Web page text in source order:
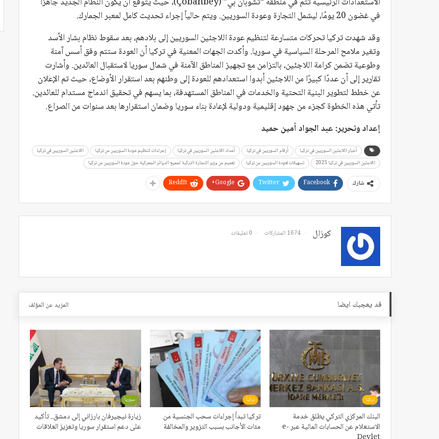
في غضون 20 يومًا، ليشمل التجارة وعودة السوريين. ويتم حالياً إجراء تحديث كامل لمعبر الجمارك.
وقد شهدت تركيا تحركات متسارعة لتنظيم عودة اللاجئين السوريين إلى بلادهم، بعد سقوط نظام بشار الأسد
وتغير ملامح المرحلة السياسية في سوريا. وأكدت الجهات المعنية في تركيا أن العودة ستتم وفق أسس آمنة
وطوعية تضمن كرامة اللاجئين، بالتزامن مع تجهيز المناطق الآمنة في شمال سوريا لاستقبال العائدين. وأشارت
تقارير إلى أن عددًا كبيرًا من اللاجئين أبدوا استعدادهم للعودة إلى وطنهم بعد استقرار الأوضاع، حيث تم الإعلان
عن خطط لتطوير البنية التحتية والخدمات في المناطق المستهدفة، بما يسهم في تحقيق اندماج مستدام للعائدين.
تأتي هذه الخطوة كجزء من جهود إقليمية ودولية لإعادة بناء سوريا وضمان استقرارها بعد سنوات من الصراع.
إعداد وتحرير: عبد الجواد أمين حميد
أخبار اللاجئين السوريين في تركيا أرقام السوريين في تركيا أعداد اللاجئين السوريين في تركيا إجراءات لتنظيم عودة السوريين من تركيا
اللاجئين السوريين في تركيا
اللاجئين السوريين في تركيا 2025
تسهيلات لعودة السوريين من تركيا تعميم من وزير التجارة التركية لجميع الدوائر الجمركية حول عودة السوريين من تركيا
شارك Facebook
Twitter
Google+
ReddIt
كوزال 1674 المشاركات 0 تعليقات
قد يعجبك ايضا المزيد عن المؤلف
تركيا
البنك المركزي التركي يطلق خدمة
الاستعلام عن الحسابات المالية عبر e-
تركيا
تركيا تبدأ إجراءات سحب الجنسية من
مئات الأجانب بسبب التزوير والمخالفة
سوريا
زيارة نيجيرفان بارزاني إلى دمشق.. تأكيد
على دعم استقرار سوريا وتعزيز العلاقات